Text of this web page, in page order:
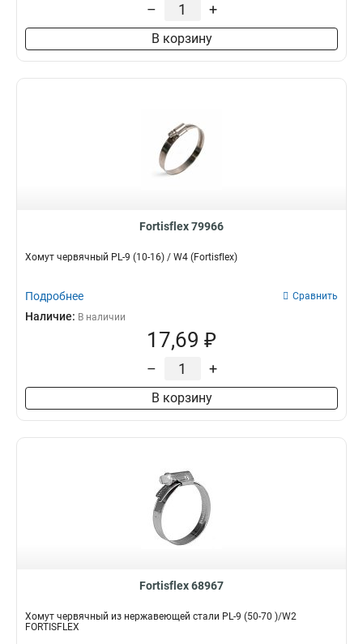
– +
В корзину
Fortisflex 79966
Хомут червячный PL-9 (10-16) / W4 (Fortisflex)
Подробнее Сравнить
Наличие: В наличии
17,69 ₽
– +
В корзину
Fortisflex 68967
Хомут червячный из нержавеющей стали PL-9 (50-70 )/W2
FORTISFLEX